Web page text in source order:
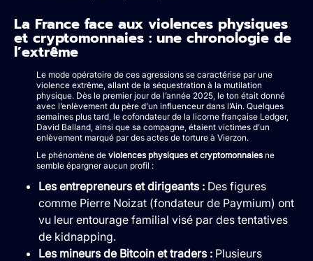
La France face aux violences physiques
et cryptomonnaies : une chronologie de
l’extrême
Le mode opératoire de ces agressions se caractérise par une
violence extrême, allant de la séquestration à la mutilation
physique. Dès le premier jour de l’année 2025, le ton était donné
avec l’enlèvement du père d’un influenceur dans l’Ain. Quelques
semaines plus tard, le cofondateur de la licorne française Ledger,
David Balland, ainsi que sa compagne, étaient victimes d’un
enlèvement marqué par des actes de torture à Vierzon.
Le phénomène de violences physiques et cryptomonnaies ne
semble épargner aucun profil :
Les entrepreneurs et dirigeants : Des figures
comme Pierre Noizat (fondateur de Paymium) ont
vu leur entourage familial visé par des tentatives
de kidnapping.
Les mineurs de Bitcoin et traders : Plusieurs